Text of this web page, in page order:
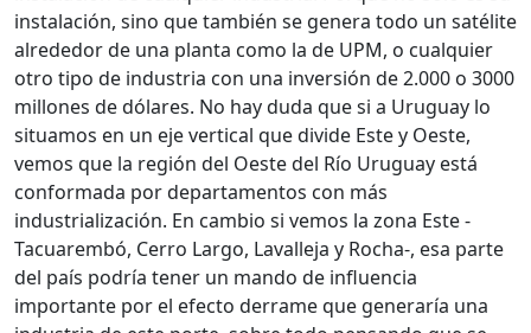
instalación, sino que también se genera todo un satélite
alrededor de una planta como la de UPM, o cualquier
otro tipo de industria con una inversión de 2.000 o 3000
millones de dólares. No hay duda que si a Uruguay lo
situamos en un eje vertical que divide Este y Oeste,
vemos que la región del Oeste del Río Uruguay está
conformada por departamentos con más
industrialización. En cambio si vemos la zona Este -
Tacuarembó, Cerro Largo, Lavalleja y Rocha-, esa parte
del país podría tener un mando de influencia
importante por el efecto derrame que generaría una